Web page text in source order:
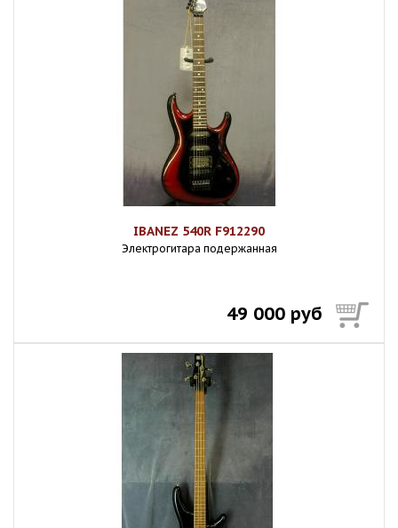
IBANEZ 540R F912290
Электрогитара подержанная
49 000 руб